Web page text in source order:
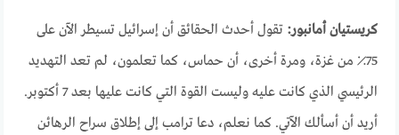
كريستيان أمانبور:تقول أحدث الحقائق أن إسرائيل تسيطر الآن على
75٪ من غزة، ومرة ​​أخرى، أن حماس، كما تعلمون، لم تعد التهديد
الرئيسي الذي كانت عليه وليست القوة التي كانت عليها بعد 7 أكتوبر.
أريد أن أسألك الآتي. كما نعلم، دعا ترامب إلى إطلاق سراح الرهائن